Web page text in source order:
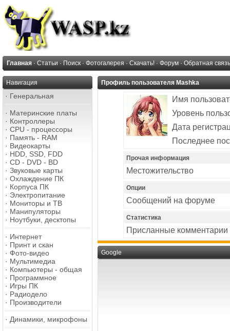
Главная · Статьи · Поиск · Фотогалерея · Скачать! · Форум · Обратная связь
Навигация
· Генеральная
· Материнские платы
· Контроллеры
· CPU - процессоры
· Память - RAM
· Видеокарты
· HDD, SSD, FDD
· CD - DVD - BD
· Звуковые карты
· Охлаждение ПК
· Корпуса ПК
· Электропитание
· Мониторы и ТВ
· Манипуляторы
· Ноутбуки, десктопы
· Интернет
· Принт и скан
· Фото-видео
· Мультимедиа
· Компьютеры - общая
· Программное
· Игры ПК
· Радиодело
· Производители
· Динамики, микрофоны
Профиль пользователя Mashka
Имя
Уровень
Дата
Последнее
Прочая информация
Местожительство
Опции
Сообщений на форуме
Статистика
Присланные комментарии
Google